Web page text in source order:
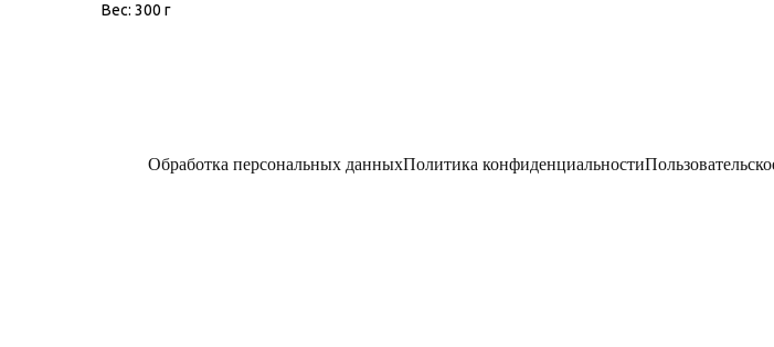
Вес: 300 г
Обработка персональных данныхПолитика конфиденциальности